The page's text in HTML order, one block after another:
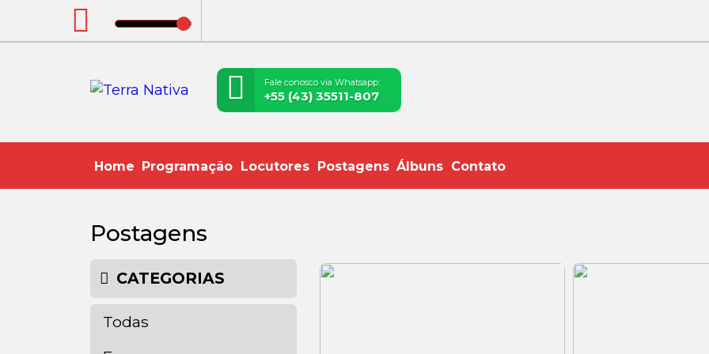
Fale conosco via Whatsapp:
+55 (43) 35511-807
Home Programação Locutores Postagens Álbuns Contato
Postagens
CATEGORIAS
Todas